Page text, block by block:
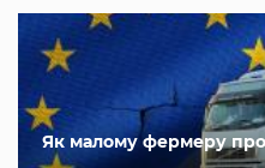
Як малому фермеру